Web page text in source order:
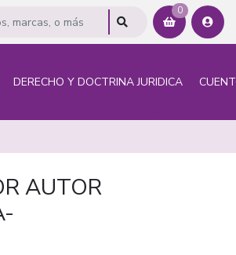
0
DERECHO Y DOCTRINA JURIDICA
AUTOR